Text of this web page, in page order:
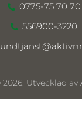
0775-75 70 70
556900-3220
Utvecklad av